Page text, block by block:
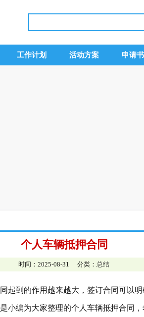
工作计划 活动方案 申请书
个人车辆抵押合同
时间：2025-08-31 分类： 总结
起到的作用越来越大，签订合同可以
小编为大家整理的个人车辆抵押合同，